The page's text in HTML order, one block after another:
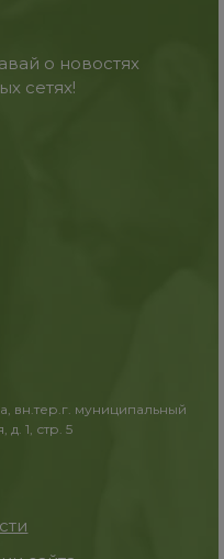
о новостях
сетях!
вн.тер.г. муниципальный
1, стр. 5